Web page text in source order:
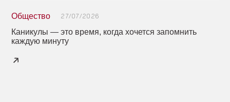
Общество 27/07/2026
Каникулы — это время, когда хочется запомнить
каждую минуту